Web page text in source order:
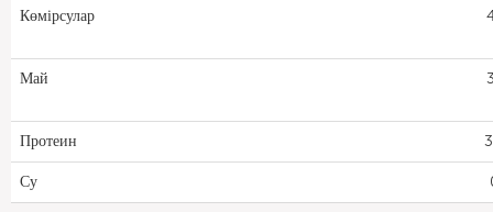
Көмірсулар
Май
Протеин
Су